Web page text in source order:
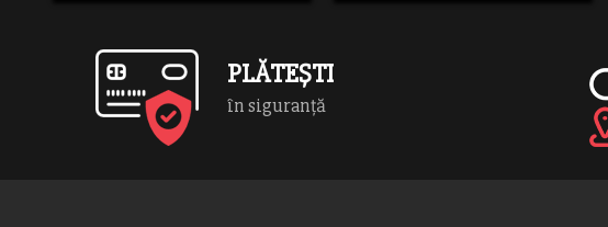
PLĂTEȘTI
în siguranță